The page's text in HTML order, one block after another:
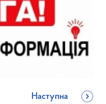
Наступна